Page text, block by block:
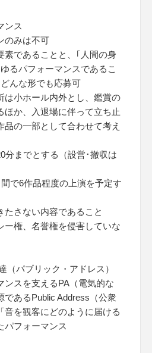
ンス
のみは不可
であることと、｢人間の身
るパフォーマンスであるこ
んな形でも応募可
小ホール内外とし、鑑賞の
ほか、入退場に伴って立ち止
品の一部として合わせて考え
分までとする（設営･撤収は
で6作品程度の上演を予定す
さない内容であること
権、名誉権を侵害していな
パブリック・アドレス）
スを支えるPA（電気的な
であるPublic Address（公衆
音を観客にどのように届ける
パフォーマンス